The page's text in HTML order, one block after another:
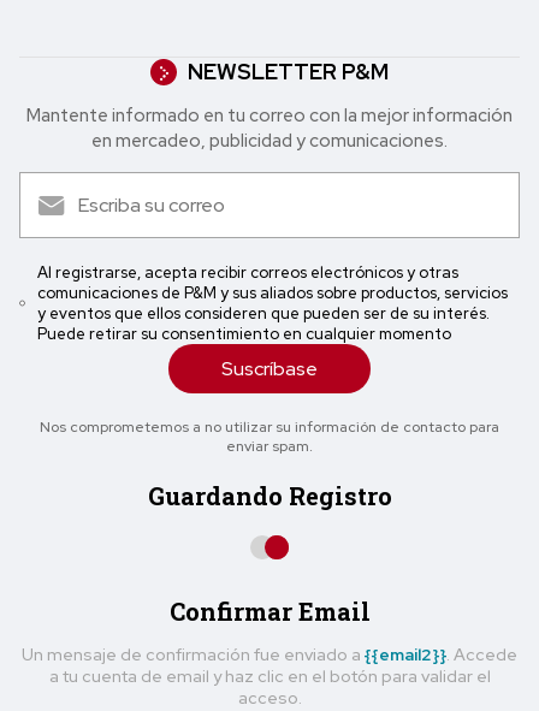
NEWSLETTER P&M
Mantente informado en tu correo con la mejor in formación
en mercadeo, publicidad y comunicaciones.
Al registrarse, acepta recibir correos electrónicos y otras
comunicaciones de P&M y sus aliados sobre productos, servicios
y eventos que ellos consideren que pueden ser de su interés.
Puede retirar su consentimiento en cualquier momento
Suscríbase
Nos comprometemos a no utilizar su información de contacto para
enviar spam.
Guardando Registro
Confirmar Email
Un mensaje de confirmación fue enviado a {{email2}} . Accede
a tu cuenta de email y haz clic en el botón para validar el
acceso.